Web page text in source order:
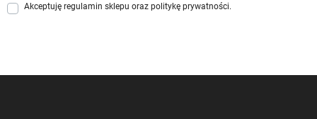
Akceptuję regulamin sklepu oraz politykę prywatności.